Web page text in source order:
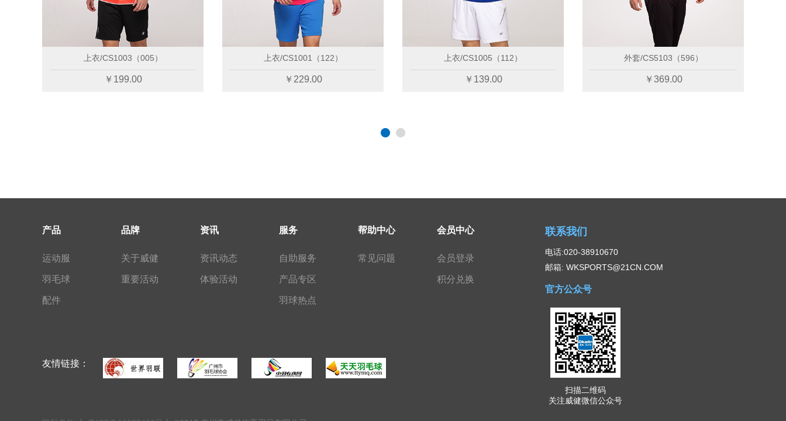
外套/CS5205（424）
产品
运动服
羽毛球
配件
品牌
关于威健
重要活动
资讯
资讯动态
体验活动
服务
自助服务
产品专区
羽球热点
帮助中心
常见问题
会员中心
会员登录
积分兑换
友情链接：
联系我们
电话:020-38910670
邮箱: WKSPORTS@21CN.COM
官方公众号
扫描二维码
关注威健微信公众号